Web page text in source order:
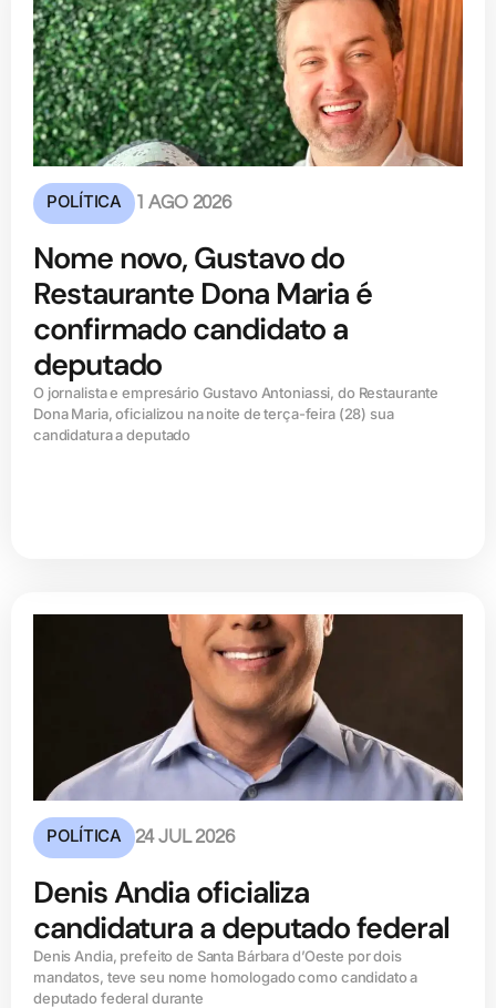
POLÍTICA 1 AGO 2026
Nome novo, Gustavo do
Restaurante Dona Maria é
confirmado candidato a
deputado
O jornalista e empresário Gustavo Antoniassi, do Restaurante
Dona Maria, oficializou na noite de terça-feira (28) sua
candidatura a deputado
POLÍTICA 24 JUL 2026
Denis Andia oficializa
candidatura a deputado federal
Denis Andia, prefeito de Santa Bárbara d’Oeste por dois
mandatos, teve seu nome homologado como candidato a
deputado federal durante